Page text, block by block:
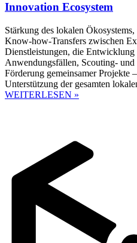
Innovation Ecosystem
Stärkung des lokalen
Know-how-Transfers zwischen
Dienstleistungen, die
Anwendungsfällen, Scouting-
Förderung gemeinsamer Projekte
Unterstützung der gesamten
WEITERLESEN »